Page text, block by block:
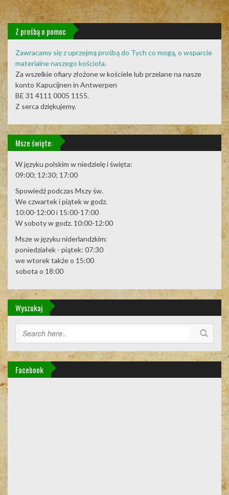
Z prośbą o pomoc
Zawracamy się z uprzejmą prośbą do Tych co mogą, o wsparcie
materialne naszego kościoła.
Za wszelkie ofiary złożone w kościele lub przelane na nasze
konto Kapucijnen in Antwerpen
BE 31 4111 0005 1155.
Z serca dziękujemy.
Msze święte:
W języku polskim w niedzielę i święta:
09:00; 12:30; 17:00
Spowiedź podczas Mszy św.
We czwartek i piątek w godz.
10:00-12:00 i 15:00-17:00
W soboty w godz. 10:00-12:00
Msze w języku niderlandzkim:
poniedziałek - piątek: 07:30
we wtorek także o 15:00
sobota o 18:00
Wyszukaj
Facebook